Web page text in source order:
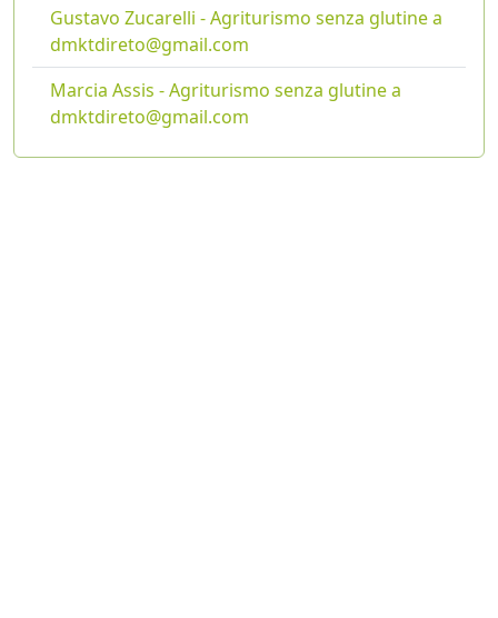
Gustavo Zucarelli - Agriturismo senza glutine a
dmktdireto@gmail.com
Marcia Assis - Agriturismo senza glutine a
dmktdireto@gmail.com